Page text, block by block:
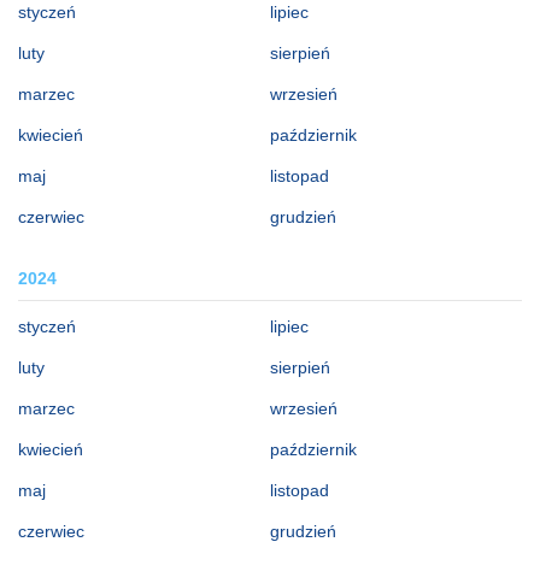
styczeń
luty
marzec
kwiecień
maj
czerwiec
lipiec
sierpień
wrzesień
październik
listopad
grudzień
2024
styczeń
luty
marzec
kwiecień
maj
czerwiec
lipiec
sierpień
wrzesień
październik
listopad
grudzień